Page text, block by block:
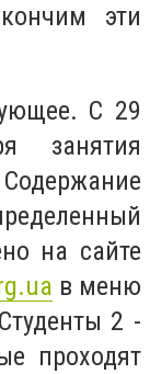
эти
С 29
занятия
на сайте
в меню
2 -
проходят